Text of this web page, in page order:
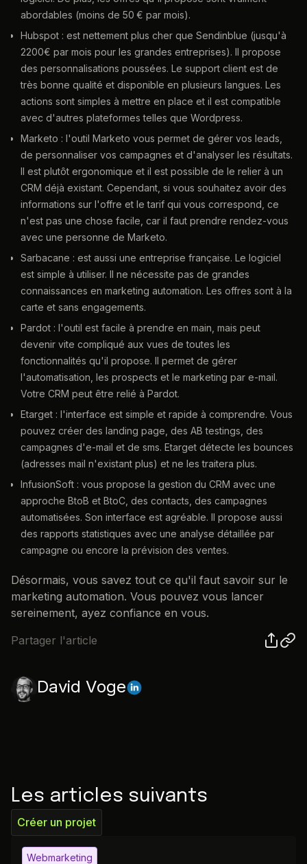
abordables (moins de 50 € par mois).
Hubspot : est nettement plus cher que Sendinblue (jusqu'à
2200€ par mois pour les grandes entreprises). Il propose
des personnalisations poussées. Le support client est de
très bonne qualité et disponible en plusieurs langues. Les
actions sont simples à mettre en place et il est compatible
avec d'autres plateformes telles que Wordpress.
Marketo : l'outil Marketo vous permet de gérer vos leads,
de personnaliser vos campagnes et d'analyser les résultats.
Il est plutôt ergonomique et il est possible de le relier à un
CRM déjà existant. Cependant, si vous souhaitez avoir des
informations sur l'offre et le tarif qui vous correspond, ce
n'est pas une chose facile, car il faut prendre rendez-vous
avec une personne de Marketo.
Sarbacane : est aussi une entreprise française. Le logiciel
est simple à utiliser. Il ne nécessite pas de grandes
connaissances en marketing automation. Les offres sont à la
carte et sans engagements.
Pardot : l'outil est facile à prendre en main, mais peut
devenir vite compliqué aux vues de toutes les
fonctionnalités qu'il propose. Il permet de gérer
l'automatisation, les prospects et le marketing par e-mail.
Votre CRM peut être relié à Pardot.
Etarget : l'interface est simple et rapide à comprendre. Vous
pouvez créer des landing page, des AB testings, des
campagnes d'e-mail et de sms. Etarget détecte les bounces
(adresses mail n'existant plus) et ne les traitera plus.
InfusionSoft : vous propose la gestion du CRM avec une
approche BtoB et BtoC, des contacts, des campagnes
automatisées. Son interface est agréable. Il propose aussi
des rapports statistiques avec une analyse détaillée par
campagne ou encore la prévision des ventes.
Désormais, vous savez tout ce qu'il faut savoir sur le
marketing automation. Vous pouvez vous lancer
sereinement, ayez confiance en vous.
Partager l'article
David Voge
Les articles suivants
Créer un projet
Webmarketing